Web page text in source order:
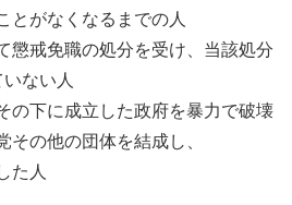
とがなくなるまでの人
戒免職の処分を受け、当該処分
ない人
下に成立した政府を暴力で破壊
その他の団体を結成し、
人